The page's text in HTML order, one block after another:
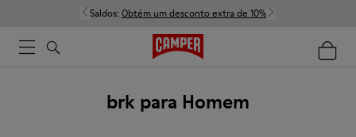
Saldos: Obtém um desconto extra de 10%
brk para Homem